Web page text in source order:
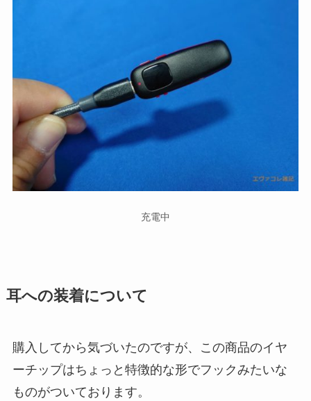
充電中
耳への装着について
購入してから気づいたのですが、この商品のイヤ
ーチップはちょっと特徴的な形でフックみたいな
ものがついております。